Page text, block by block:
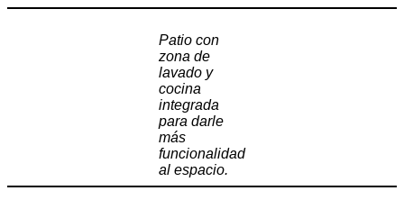
Patio con
zona de
lavado y
cocina
integrada
para darle
más
funcionalidad
al espacio.